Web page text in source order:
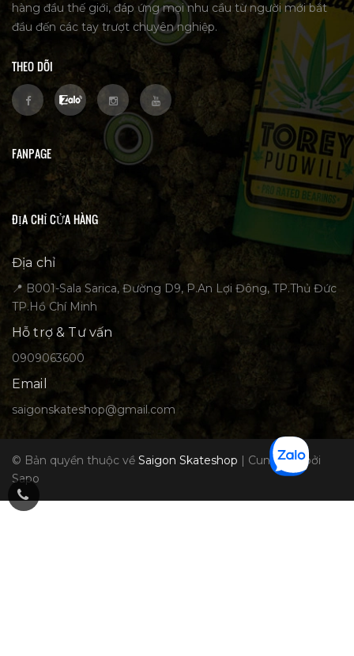
hàng đầu thế giới, đáp ứng mọi nhu cầu từ người mới bắt
đầu đến các tay trượt chuyên nghiệp.
THEO DÕI
FANPAGE
ĐỊA CHỈ CỬA HÀNG
Địa chỉ
📍 B001-Sala Sarica, Đường D9, P.An Lợi Đông, TP.Thủ Đức
TP.Hồ Chí Minh
Hỗ trợ & Tư vấn
0909063600
Email
saigonskateshop@gmail.com
© Bản quyền thuộc về Saigon Skateshop
Cung cấp bởi
Sapo